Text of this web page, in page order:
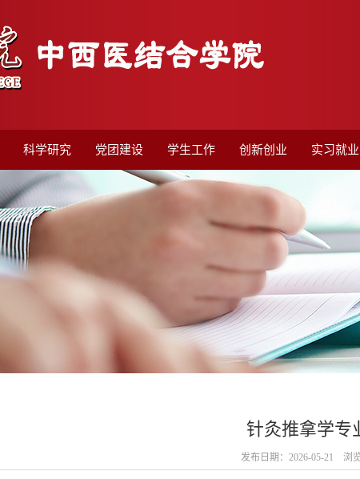
科学研究 党团建设 学生工作 创新创业 实习就业
针灸推拿学专
发布日期：2026-05-21 浏览